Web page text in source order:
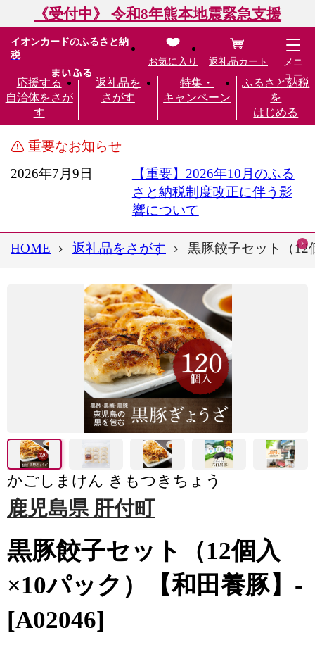
《受付中》 令和8年熊本地震緊急支援
イオンカードのふるさと納
税
応援する
自治体をさが
す
返礼品を
さがす
特集・
キャンペーン
ふるさと納税
を
はじめる
お気に入り 返礼品カート
メニ
ュー
重要なお知らせ
2026年7月9日
【重要】2026年10月のふる
さと納税制度改正に伴う影
響について
HOME 返礼品をさがす 黒豚餃子セット（12
かごしまけん きもつきちょう
鹿児島県 肝付町
黒豚餃子セット（12個入
×10パック）【和田養豚】-
[A02046]